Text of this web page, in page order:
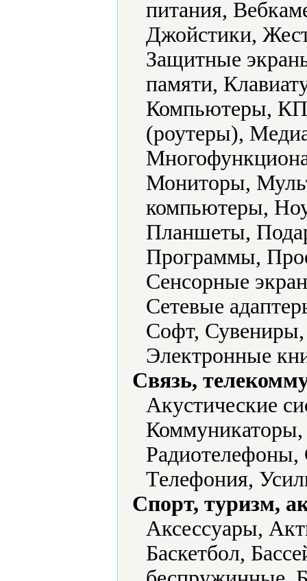
питания,
Джойстики,
Защитные
памяти,
Компьютеры,
(роутеры),
Мониторы,
компьютеры,
Планшеты,
Программы,
Сенсорные
Сетевые
Софт,
Электронные
Связь,
Акустические
Коммуникаторы,
Телефония,
Спорт, туризм,
Аксессуары,
Баскетбол,